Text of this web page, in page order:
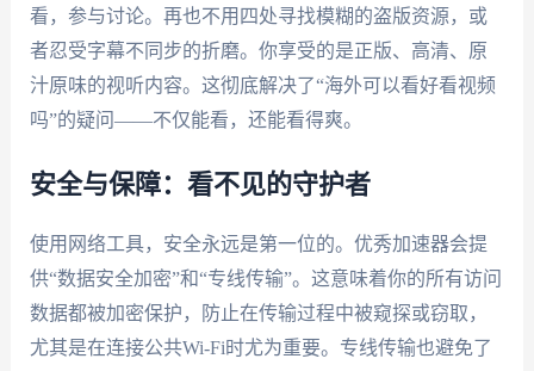
看，参与讨论。再也不用四处寻找模糊的盗版资源，或
者忍受字幕不同步的折磨。你享受的是正版、高清、原
汁原味的视听内容。这彻底解决了“海外可以看好看视频
吗”的疑问——不仅能看，还能看得爽。
安全与保障：看不见的守护者
使用网络工具，安全永远是第一位的。优秀加速器会提
供“数据安全加密”和“专线传输”。这意味着你的所有访问
数据都被加密保护，防止在传输过程中被窥探或窃取，
尤其是在连接公共Wi-Fi时尤为重要。专线传输也避免了